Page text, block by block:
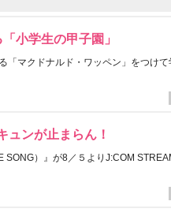
小学生の甲子園」
「マクドナルド・ワッペン」をつけて
ュンが止まらん！
SONG）』が8／５よりJ:COM